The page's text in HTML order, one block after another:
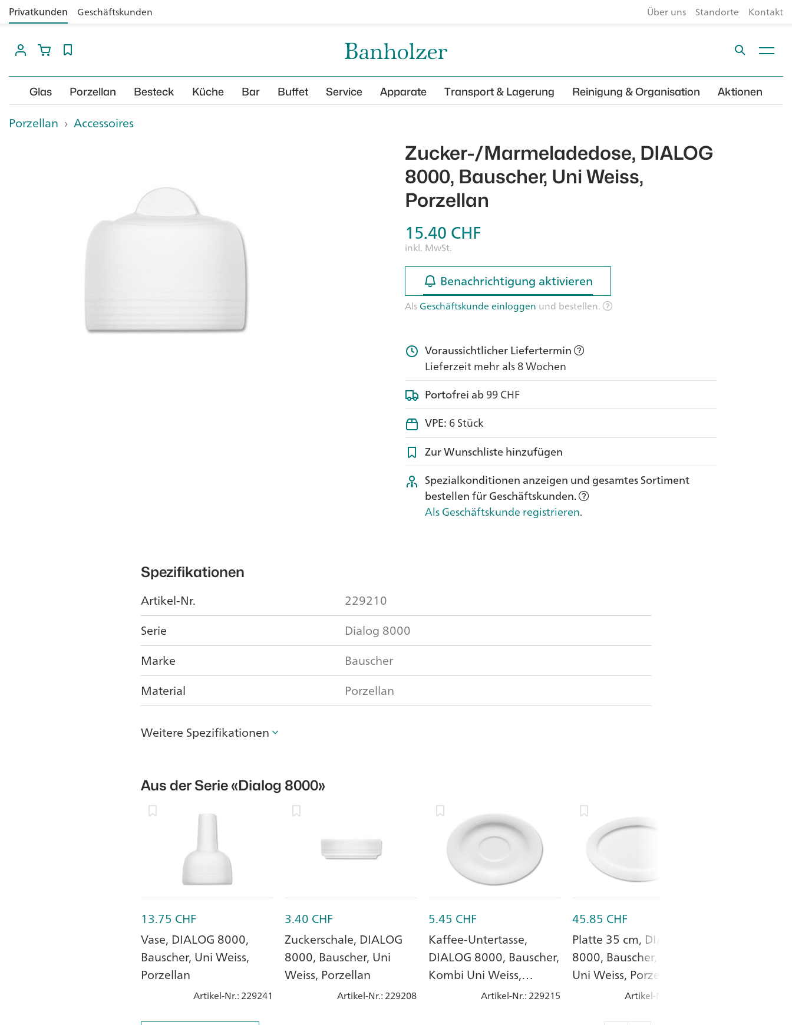
Privatkunden Geschäftskunden Über uns Standorte Kontakt
Glas Porzellan Besteck Küche Bar Buffet Service Apparate Transport & Lagerung Reinigung & Organisation Aktionen
Porzellan › Accessoires
Zucker-/Marmeladedose, DIALOG
8000, Bauscher, Uni Weiss,
Porzellan
15.40CHF
inkl. MwSt.
Benachrichtigung aktivieren
Benachrichtigung aktivieren
AlsGeschäftskunde einloggen und bestellen.
Voraussichtlicher Liefertermin
Lieferzeit mehr als 8 Wochen
Portofrei ab99 CHF
VPE:6 Stück
Zur Wunschliste hinzufügen
Spezialkonditionen anzeigen und gesamtes Sortiment
bestellen für Geschäftskunden.
Als Geschäftskunde registrieren.
Spezifikationen
Artikel-Nr.
229210
Serie
Dialog 8000
Marke
Bauscher
Material
Porzellan
Weitere Spezifikationen
Aus der Serie«Dialog 8000»
13.75 CHF
Vase, DIALOG 8000,
Bauscher, Uni Weiss,
Porzellan
Artikel-Nr.: 229241
3.40 CHF
Zuckerschale, DIALOG
8000, Bauscher, Uni
Weiss, Porzellan
Artikel-Nr.: 229208
5.45 CHF
Kaffee-Untertasse,
DIALOG 8000, Bauscher,
Kombi Uni Weiss,
Artikel-Nr.: 229215
45.85 CHF
Platte 35 cm, DIALOG
8000, Bauscher, Oval,
Uni Weiss, Porzellan
Artikel-Nr.